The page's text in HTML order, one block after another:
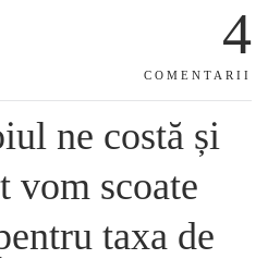
4
COMENTARII
ne costă și
vom scoate
taxa de